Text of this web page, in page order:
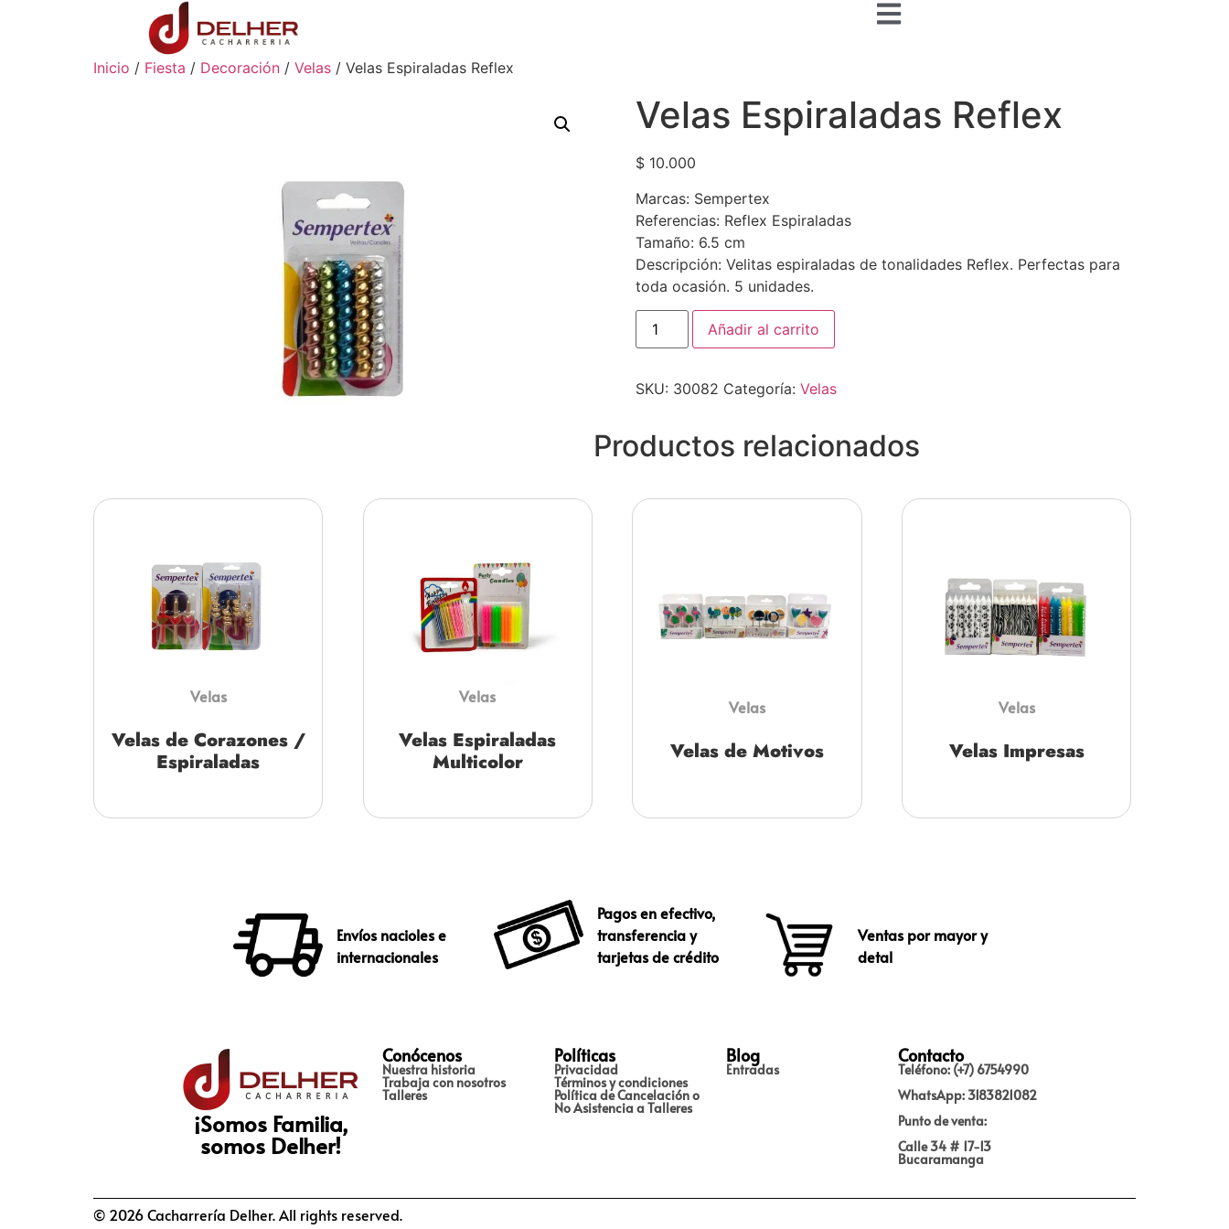
Inicio / Fiesta / Decoración / Velas / Velas Espiraladas Reflex
Velas Espiraladas Reflex
$10.000
Marcas: Sempertex
Referencias: Reflex Espiraladas
Tamaño: 6.5 cm
Descripción: Velitas espiraladas de tonalidades Reflex. Perfectas para
toda ocasión. 5 unidades.
Añadir al carrito
SKU: 30082 Categoría: Velas
Productos relacionados
Velas
Velas de Corazones /
Espiraladas
Velas
Velas Espiraladas
Multicolor
Velas
Velas de Motivos
Velas
Velas Impresas
Envíos nacioles e
internacionales
Pagos en efectivo,
transferencia y
tarjetas de crédito
Ventas por mayor y
detal
¡Somos Familia,
somos Delher!
Conócenos
Nuestra historia
Trabaja con nosotros
Talleres
Políticas
Privacidad
Términos y condiciones
Política de Cancelación o
No Asistencia a Talleres
Blog
Entradas
Contacto
Teléfono: (+7) 6754990
WhatsApp: 3183821082
Punto de venta:
Calle 34 # 17-13
Bucaramanga
© 2026 Cacharrería Delher. All rights reserved.